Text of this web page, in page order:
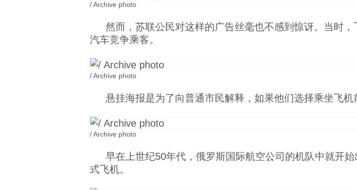
/ Archive photo
然而，苏联公民对这样的广告丝毫也不感到惊讶。当时
汽车竞争乘客。
/ Archive photo
悬挂海报是为了向普通市民解释，如果他们选择乘坐飞
/ Archive photo
早在上世纪50年代，俄罗斯国际航空公司的机队中就开
式飞机。